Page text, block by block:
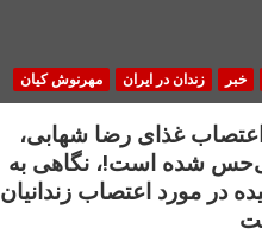
خبر زندان در ایران مهرنوش کیان
روز از اعتصاب غذای رضا شهابی،
شده است!، نگاهی به
در مورد اعتصاب زندانیان